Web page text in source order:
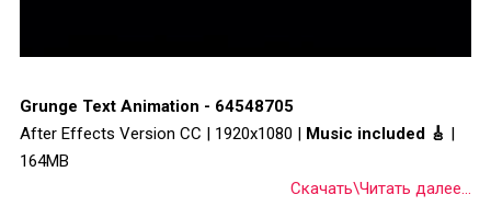
Grunge Text Animation - 64548705
After Effects Version CC | 1920x1080 | Music included 🎸 |
164MB
Скачать\Читать далее...